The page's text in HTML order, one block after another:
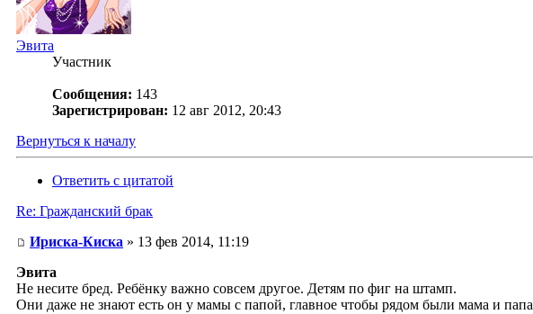
Эвита
Участник
Сообщения: 143
Зарегистрирован: 12 авг 2012, 20:43
Вернуться к началу
Ответить с цитатой
Re: Гражданский брак
Ириска-Киска » 13 фев 2014, 11:19
Эвита
Не несите бред. Ребёнку важно совсем другое. Детям по фиг на штамп.
Они даже не знают есть он у мамы с папой, главное чтобы рядом были мама и